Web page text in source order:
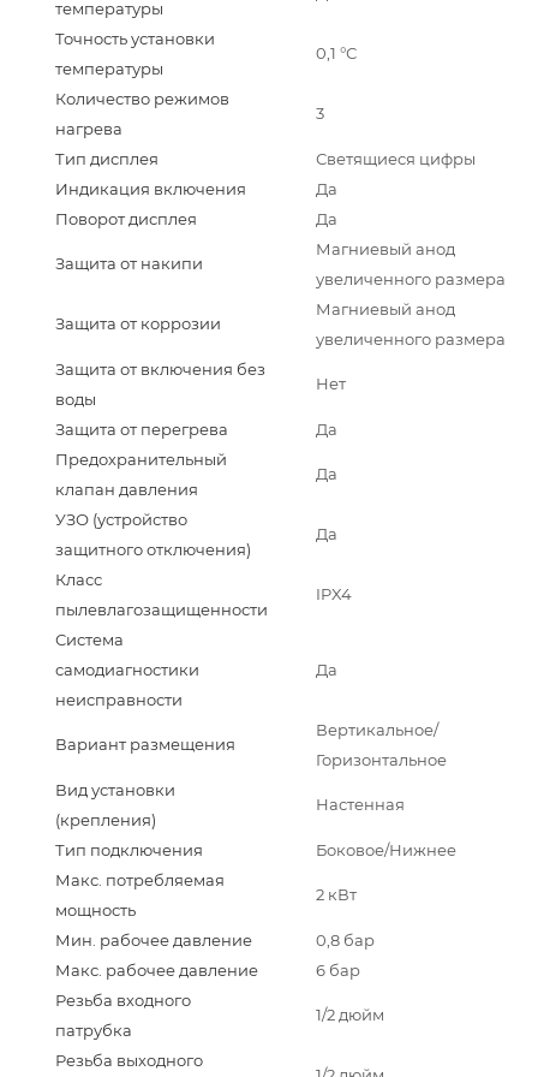
температуры
Точность установки
температуры
0,1 °С
Количество режимов
нагрева
3
Тип дисплея
Светящиеся цифры
Индикация включения
Да
Поворот дисплея
Да
Защита от накипи
Магниевый анод
увеличенного размера
Защита от коррозии
Магниевый анод
увеличенного размера
Защита от включения без
воды
Нет
Защита от перегрева
Да
Предохранительный
клапан давления
Да
УЗО (устройство
защитного отключения)
Да
Класс
пылевлагозащищенности
IPX4
Система
самодиагностики
неисправности
Да
Вариант размещения
Вертикальное/
Горизонтальное
Вид установки
(крепления)
Настенная
Тип подключения
Боковое/Нижнее
Макс. потребляемая
мощность
2 кВт
Мин. рабочее давление
0,8 бар
Макс. рабочее давление
6 бар
Резьба входного
патрубка
1/2 дюйм
Резьба выходного